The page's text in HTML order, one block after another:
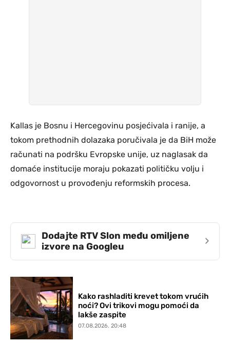
Kallas je Bosnu i Hercegovinu posjećivala i ranije, a
tokom prethodnih dolazaka poručivala je da BiH može
računati na podršku Evropske unije, uz naglasak da
domaće institucije moraju pokazati političku volju i
odgovornost u provođenju reformskih procesa.
Dodajte RTV Slon među omiljene
izvore na Googleu
›
Kako rashladiti krevet tokom vrućih
noći? Ovi trikovi mogu pomoći da
lakše zaspite
07.08.2026. 20:48